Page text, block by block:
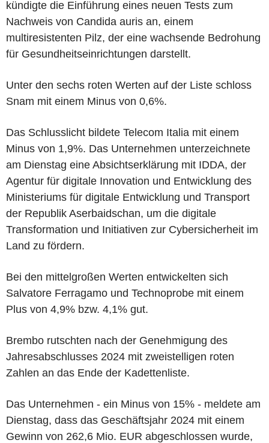
kündigte die Einführung eines neuen Tests zum
Nachweis von Candida auris an, einem
multiresistenten Pilz, der eine wachsende Bedrohung
für Gesundheitseinrichtungen darstellt.
Unter den sechs roten Werten auf der Liste schloss
Snam mit einem Minus von 0,6%.
Das Schlusslicht bildete Telecom Italia mit einem
Minus von 1,9%. Das Unternehmen unterzeichnete
am Dienstag eine Absichtserklärung mit IDDA, der
Agentur für digitale Innovation und Entwicklung des
Ministeriums für digitale Entwicklung und Transport
der Republik Aserbaidschan, um die digitale
Transformation und Initiativen zur Cybersicherheit im
Land zu fördern.
Bei den mittelgroßen Werten entwickelten sich
Salvatore Ferragamo und Technoprobe mit einem
Plus von 4,9% bzw. 4,1% gut.
Brembo rutschten nach der Genehmigung des
Jahresabschlusses 2024 mit zweistelligen roten
Zahlen an das Ende der Kadettenliste.
Das Unternehmen - ein Minus von 15% - meldete am
Dienstag, dass das Geschäftsjahr 2024 mit einem
Gewinn von 262,6 Mio. EUR abgeschlossen wurde,